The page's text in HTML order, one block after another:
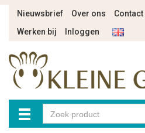
Nieuwsbrief Over ons Contact
Werken bij
Inloggen